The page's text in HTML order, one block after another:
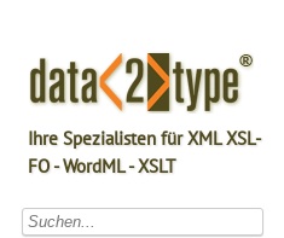
Ihre Spezialisten für XML XSL-
FO - WordML - XSLT